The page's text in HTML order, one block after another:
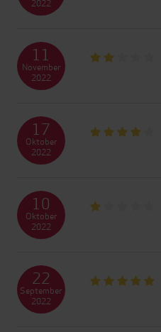
2022
11
November
2022
17
Oktober
2022
10
Oktober
2022
22
September
2022